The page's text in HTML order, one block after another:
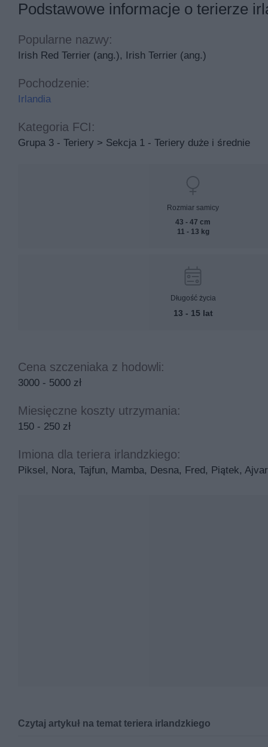
Podstawowe informacje o terierze
Popularne nazwy:
Irish Red Terrier (ang.), Irish Terrier (ang.)
Pochodzenie:
Irlandia
Kategoria FCI:
Grupa 3 - Teriery > Sekcja 1 - Teriery duże i średnie
Rozmiar samicy
43 - 47 cm
11 - 13 kg
Długość życia
13 - 15 lat
Cena szczeniaka z hodowli:
3000 - 5000 zł
Miesięczne koszty utrzymania:
150 - 250 zł
Imiona dla teriera irlandzkiego:
Piksel, Nora, Tajfun, Mamba, Desna, Fred, Piątek,
Czytaj artykuł na temat teriera irlandzkiego